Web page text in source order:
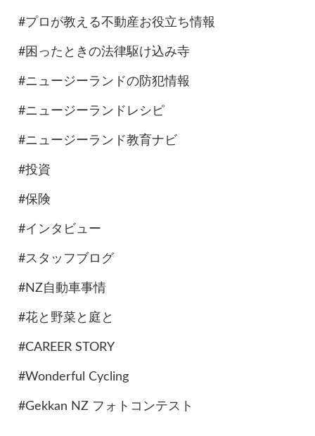
#プロが教える不動産お役立ち情報
#困ったときの法律駆け込み寺
#ニュージーランドの防犯情報
#ニュージーランドレシピ
#ニュージーランド教育ナビ
#投資
#保険
#インタビュー
#スタッフブログ
#NZ自動車事情
#花と野菜と庭と
#CAREER STORY
#Wonderful Cycling
#Gekkan NZ フォトコンテスト